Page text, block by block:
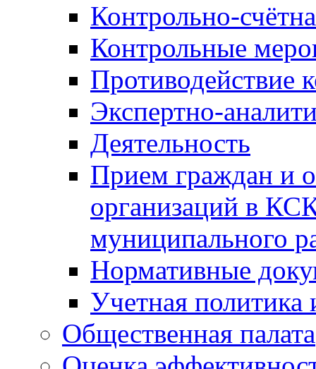
Контрольно-
Контрольные
Противодействие
Экспертно-
Деятельность
Прием граждан и
организаций в
муниципального
Нормативные
Учетная политика
Общественная палата